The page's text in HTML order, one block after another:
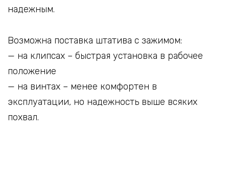
надежным.
Возможна поставка штатива с зажимом:
— на клипсах – быстрая установка в рабочее
положение
— на винтах – менее комфортен в
эксплуатации, но надежность выше всяких
похвал.